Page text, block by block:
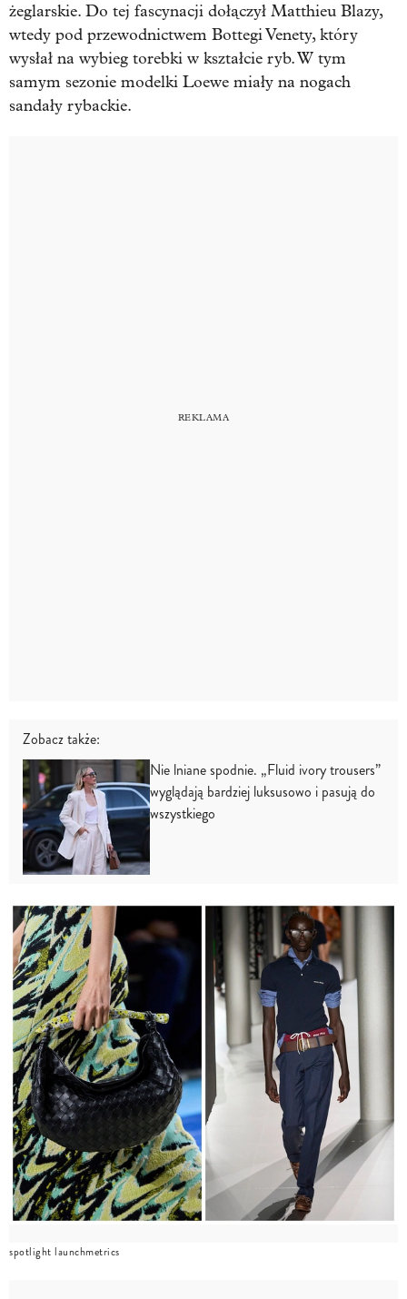
żeglarskie. Do tej fascynacji dołączył Matthieu Blazy,
wtedy pod przewodnictwem Bottegi Venety, który
wysłał na wybieg torebki w kształcie ryb. W tym
samym sezonie modelki Loewe miały na nogach
sandały rybackie.
Zobacz także:
Nie lniane spodnie. „Fluid ivory trousers”
wyglądają bardziej luksusowo i pasują do
wszystkiego
spotlight launchmetrics